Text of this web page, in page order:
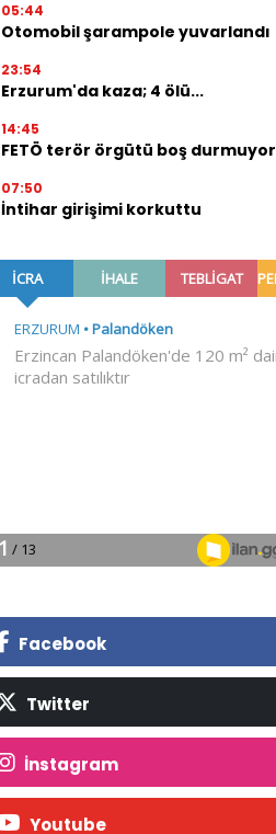
05:44
Otomobil şarampole yuvarlandı
23:54
Erzurum'da kaza; 4 ölü...
14:45
FETÖ terör örgütü boş durmuyor
07:50
İntihar girişimi korkuttu
Facebook
Twitter
İnstagram
Youtube